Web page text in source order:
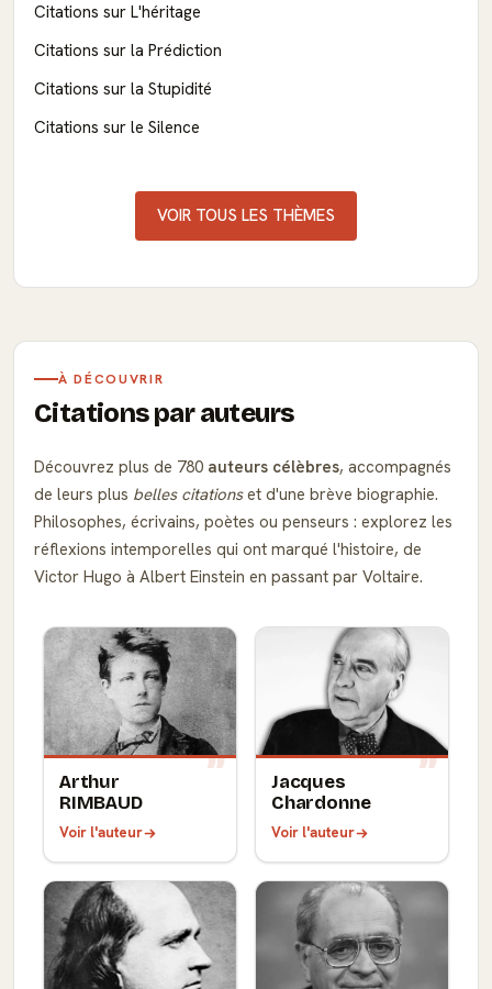
Citations sur L'héritage
Citations sur la Prédiction
Citations sur la Stupidité
Citations sur le Silence
VOIR TOUS LES THÈMES
À DÉCOUVRIR
Citations par auteurs
Découvrez plus de 780 auteurs célèbres, accompagnés
de leurs plus belles citationset d'une brève biographie.
Philosophes, écrivains, poètes ou penseurs : explorez les
réflexions intemporelles qui ont marqué l'histoire, de
Victor Hugo à Albert Einstein en passant par Voltaire.
Arthur
RIMBAUD
Voir l'auteur
Jacques
Chardonne
Voir l'auteur